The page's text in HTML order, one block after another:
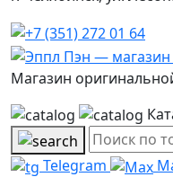
Магазин
Telegram